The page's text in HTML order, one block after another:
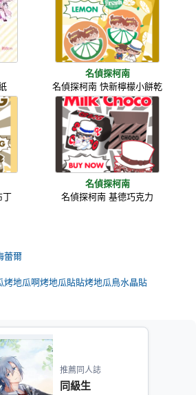
名偵探柯南
名偵探柯南 快新檸檬小餅乾
丁
名偵探柯南
名偵探柯南 基德巧克力
蕾爾
烤地瓜啊烤地瓜貼貼烤地瓜鳥水晶貼
推薦同人誌
同級生